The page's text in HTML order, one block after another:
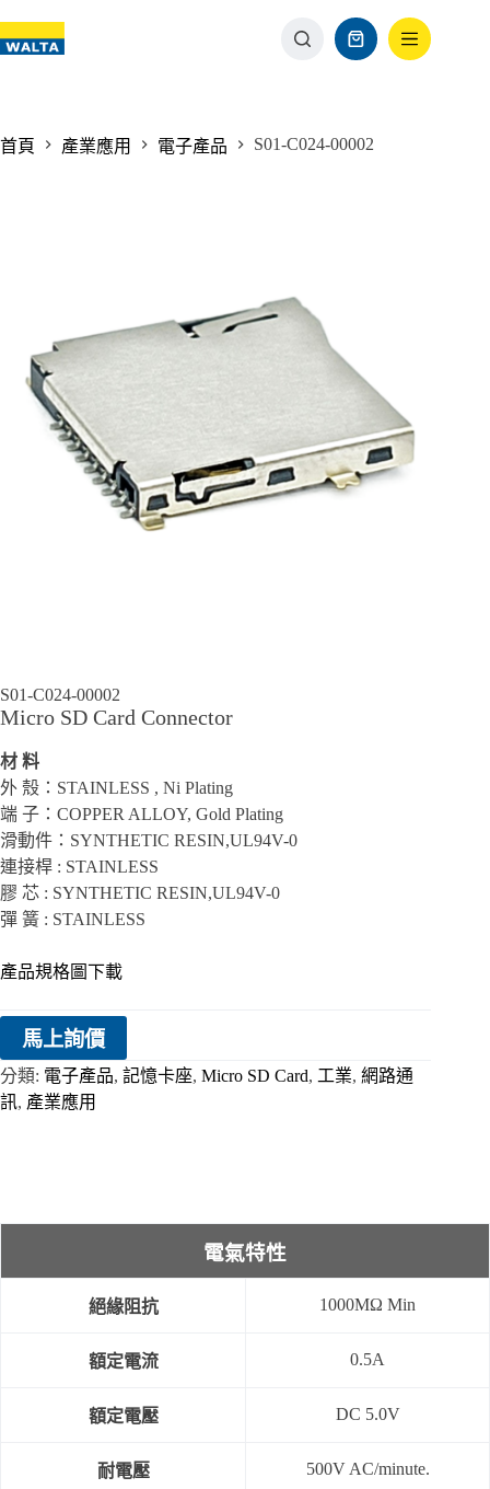
首頁 產業應用 電子產品 S01-C024-00002
S01-C024-00002
Micro SD Card Connector
材 料
外 殼：STAINLESS , Ni Plating
端 子：COPPER ALLOY, Gold Plating
滑動件：SYNTHETIC RESIN,UL94V-0
連接桿 : STAINLESS
膠 芯 : SYNTHETIC RESIN,UL94V-0
彈 簧 : STAINLESS
產品規格圖下載
馬上詢價
分類: 電子產品, 記憶卡座, Micro SD Card, 工業, 網路通
訊, 產業應用
電氣特性
絕緣阻抗 1000MΩ Min
額定電流 0.5A
額定電壓 DC 5.0V
耐電壓 500V AC/minute.